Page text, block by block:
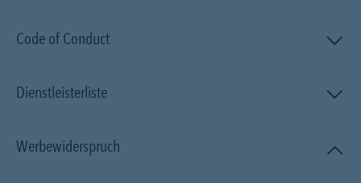
Code of Conduct
Dienstleisterliste
Werbewiderspruch